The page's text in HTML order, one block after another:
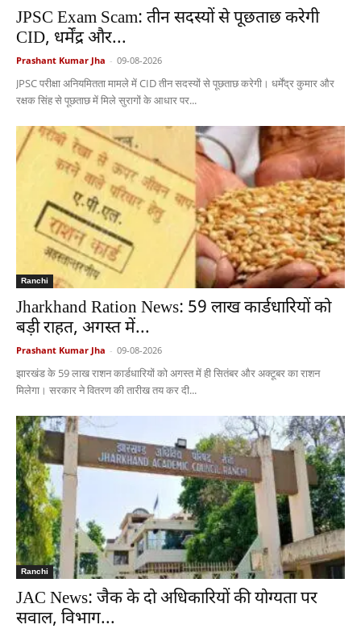
JPSC Exam Scam: तीन सदस्यों से पूछताछ करेगी
CID, धर्मेंद्र और...
Prashant Kumar Jha - 09-08-2026
JPSC परीक्षा अनियमितता मामले में CID तीन सदस्यों से पूछताछ करेगी। धर्मेंद्र कुमार और
रक्षक सिंह से पूछताछ में मिले सुरागों के आधार पर...
Ranchi
Jharkhand Ration News: 59 लाख कार्डधारियों को
बड़ी राहत, अगस्त में...
Prashant Kumar Jha - 09-08-2026
झारखंड के 59 लाख राशन कार्डधारियों को अगस्त में ही सितंबर और अक्टूबर का राशन
मिलेगा। सरकार ने वितरण की तारीख तय कर दी...
Ranchi
JAC News: जैक के दो अधिकारियों की योग्यता पर
सवाल, विभाग...